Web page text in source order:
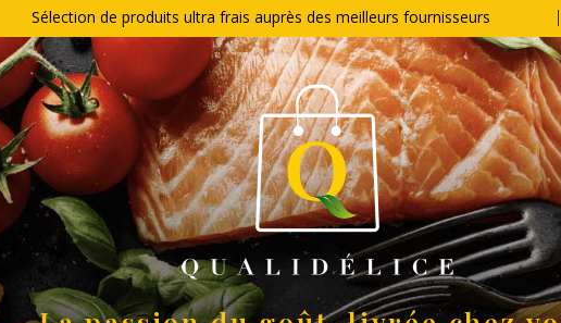
Sélection de produits ultra frais auprès des meilleurs fournisseurs